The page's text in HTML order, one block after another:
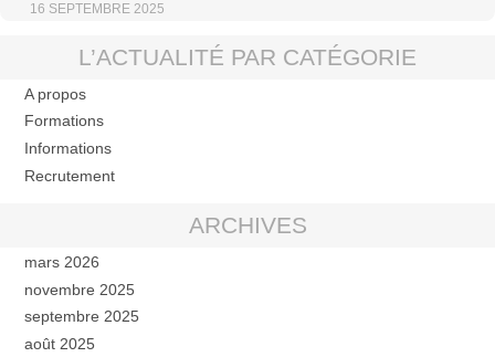
16 SEPTEMBRE 2025
L’ACTUALITÉ PAR CATÉGORIE
A propos
Formations
Informations
Recrutement
ARCHIVES
mars 2026
novembre 2025
septembre 2025
août 2025